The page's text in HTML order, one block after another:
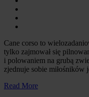
Cane corso to
tylko zajmował się
i polowaniem na grubą
zjednuje sobie miłośników
Read More